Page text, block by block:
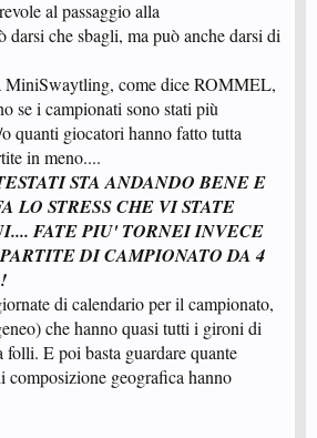
al passaggio alla
che sbagli, ma può anche darsi di
MiniSwaytling, come dice ROMMEL,
se i campionati sono stati più
quanti giocatori hanno fatto tutta
in meno....
STA ANDANDO BENE E
LO STRESS CHE VI STATE
FATE PIU' TORNEI INVECE
DI CAMPIONATO DA 4
di calendario per il campionato,
che hanno quasi tutti i gironi di
E poi basta guardare quante
composizione geografica hanno